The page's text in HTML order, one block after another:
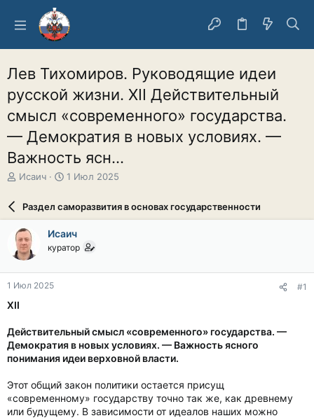
Лев Тихомиров. Руководящие идеи
русской жизни. XII Действительный
смысл «современного» государства.
— Демократия в новых условиях. —
Важность ясн...
А
о
р
т
е
м
ы
Исаич
Д
а
а
ч
л
1 Июл 2025
Раздел саморазвития в основах государственности
Исаич
куратор
1 Июл 2025 #1
XII
Действительный смысл «современного» государства. —
Демократия в новых условиях. — Важность ясного
понимания идеи верховной власти.
Этот общий закон политики остается присущ
«современному» государству точно так же, как древнему
или будущему. В зависимости от идеалов наших можно